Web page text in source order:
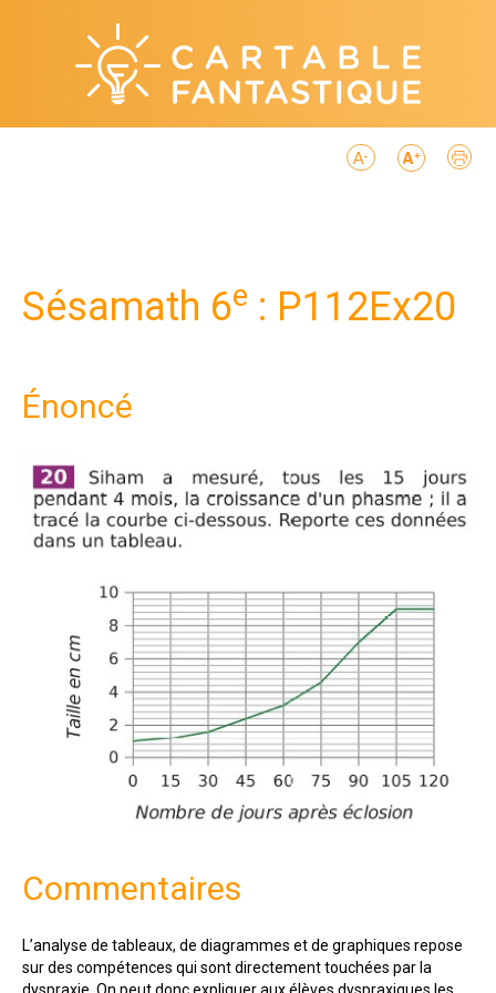
Sésamath 6e : P112Ex20
Énoncé
Commentaires
L’analyse de tableaux, de diagrammes et de graphiques repose
sur des compétences qui sont directement touchées par la
dyspraxie. On peut donc expliquer aux élèves dyspraxiques les